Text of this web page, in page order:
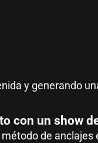
y generando
con un show
de